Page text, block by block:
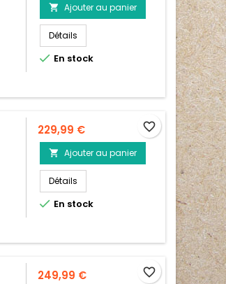
 Ajouter au panier
Détails
 En stock
Prix
229,99 €
 Ajouter au panier
Détails
 En stock
favorite_border
Prix
249,99 € favorite_border